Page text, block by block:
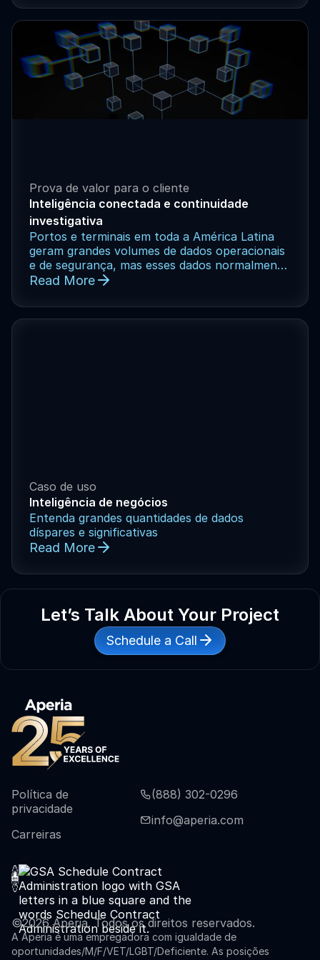
relatórios desconectadas. Essas abordagens se
desintegram rapidamente à medida que as
operações se expandem em vários locais,
turnos e equipes, criando pontos cegos na
responsabilidade e no monitoramento de
desempenho. Para operadores de terminais de
vários locais, consolidar a supervisão sem um
sistema centralizado se torna cada vez mais
difícil à medida que as demandas regulatórias
Prova de valor para o cliente
Inteligência conectada e continuidade
investigativa
Portos e terminais em toda a América Latina
geram grandes volumes de dados operacionais
e de segurança, mas esses dados normalmente
vivem em silos. Sistemas de controle de
ferramentas investigativas independentes
raramente conversam entre si, dificultando a
Read More

Caso de uso
Inteligência de negócios
Entenda grandes quantidades de dados
díspares e significativas
Read More

Let’s Talk About Your Project
Schedule a Call

©2026Aperia. Todos os direitos reservados.
A Aperia é uma empregadora com igualdade de
oportunidades/M/F/VET/LGBT/Deficiente. As posições
(888) 302-0296
info@aperia.com
Política de
privacidade
Carreiras